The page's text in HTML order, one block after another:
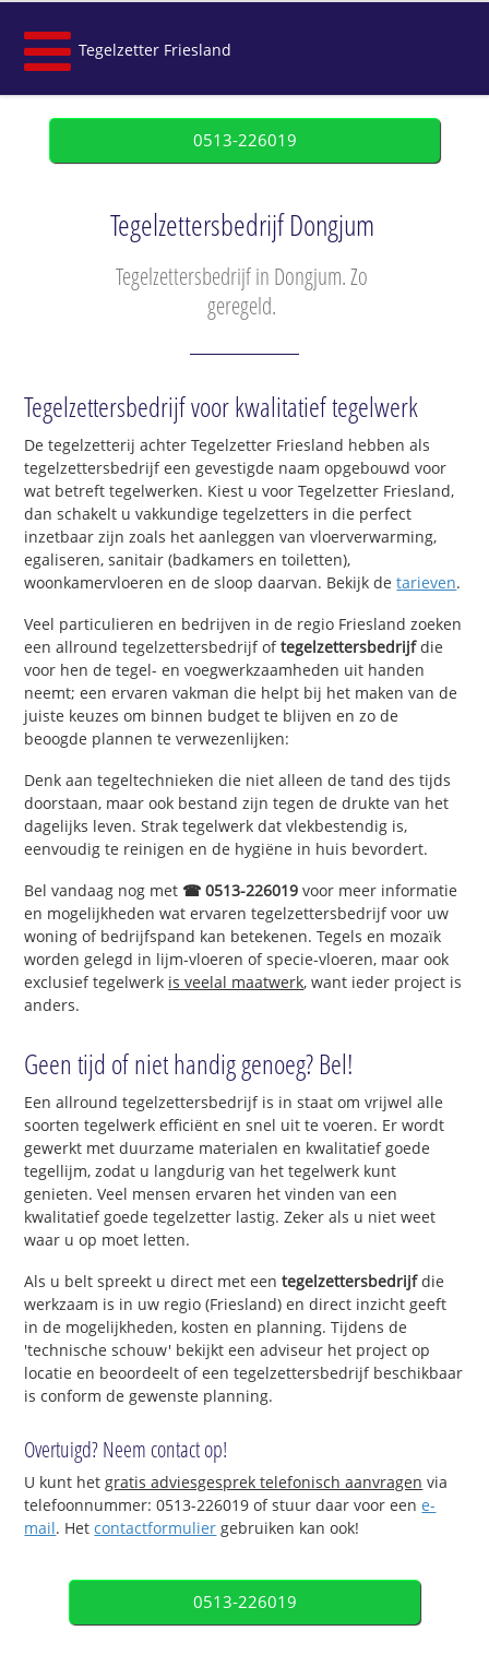
Tegelzetter Friesland
0513-226019
Tegelzettersbedrijf Dongjum
Tegelzettersbedrijf in Dongjum. Zo
geregeld.
Tegelzettersbedrijf voor kwalitatief tegelwerk
De tegelzetterij achter Tegelzetter Friesland hebben als
tegelzettersbedrijf een gevestigde naam opgebouwd voor
wat betreft tegelwerken. Kiest u voor Tegelzetter Friesland,
dan schakelt u vakkundige tegelzetters in die perfect
inzetbaar zijn zoals het aanleggen van vloerverwarming,
egaliseren, sanitair (badkamers en toiletten),
woonkamervloeren en de sloop daarvan. Bekijk detarieven.
Veel particulieren en bedrijven in de regio Friesland zoeken
een allround tegelzettersbedrijf oftegelzettersbedrijfdie
voor hen de tegel- en voegwerkzaamheden uit handen
neemt; een ervaren vakman die helpt bij het maken van de
juiste keuzes om binnen budget te blijven en zo de
beoogde plannen te verwezenlijken:
Denk aan tegeltechnieken die niet alleen de tand des tijds
doorstaan, maar ook bestand zijn tegen de drukte van het
dagelijks leven. Strak tegelwerk dat vlekbestendig is,
eenvoudig te reinigen en de hygiëne in huis bevordert.
Bel vandaag nog met ☎ 0513-226019 voor meer informatie
en mogelijkheden wat ervaren tegelzettersbedrijf voor uw
woning of bedrijfspand kan betekenen. Tegels en mozaïk
worden gelegd in lijm-vloeren of specie-vloeren, maar ook
exclusief tegelwerk is veelal maatwerk, want ieder project is
anders.
Geen tijd of niet handig genoeg? Bel!
Een allround tegelzettersbedrijf is in staat om vrijwel alle
soorten tegelwerk efficiënt en snel uit te voeren. Er wordt
gewerkt met duurzame materialen en kwalitatief goede
tegellijm, zodat u langdurig van het tegelwerk kunt
genieten. Veel mensen ervaren het vinden van een
kwalitatief goede tegelzetter lastig. Zeker als u niet weet
waar u op moet letten.
Als u belt spreekt u direct met eentegelzettersbedrijfdie
werkzaam is in uw regio (Friesland) en direct inzicht geeft
in de mogelijkheden, kosten en planning. Tijdens de
'technische schouw' bekijkt een adviseur het project op
locatie en beoordeelt of een tegelzettersbedrijf beschikbaar
is conform de gewenste planning.
Overtuigd? Neem contact op!
U kunt hetgratis adviesgesprek telefonisch aanvragen via
telefoonnummer: 0513-226019 of stuur daar voor eene-
mail. Hetcontactformulier gebruiken kan ook!
0513-226019